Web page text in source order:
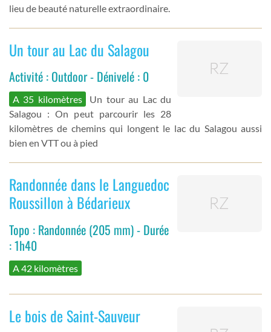
lieu de beauté naturelle extraordinaire.
Un tour au Lac du Salagou
Activité : Outdoor - Dénivelé : 0
A 35 kilomètres
Un tour au Lac du
Salagou : On peut parcourir les 28
kilomètres de chemins qui longent le lac du Salagou aussi
bien en VTT ou à pied
Randonnée dans le Languedoc
Roussillon à Bédarieux
Topo : Randonnée (205 mm) - Durée
: 1h40
A 42 kilomètres
Le bois de Saint-Sauveur